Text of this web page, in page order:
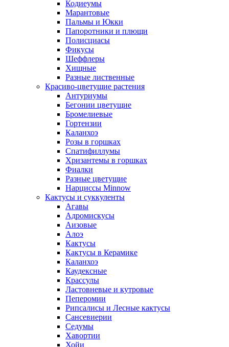
Кодиеумы
Марантовые
Пальмы и Юкки
Папоротники и плющи
Полисциасы
Фикусы
Шеффлеры
Хищные
Разные лиственные
Красиво-цветущие растения
Антуриумы
Бегонии цветущие
Бромелиевые
Гортензии
Каланхоэ
Розы в горшках
Спатифиллумы
Хризантемы в горшках
Фиалки
Разные цветущие
Нарциссы Minnow
Кактусы и суккуленты
Агавы
Адромискусы
Аизовые
Алоэ
Кактусы
Кактусы в Керамике
Каланхоэ
Каудексные
Крассулы
Ластовневые и кутровые
Пеперомии
Рипсалисы и Лесные кактусы
Сансевиерии
Седумы
Хавортии
Хойи